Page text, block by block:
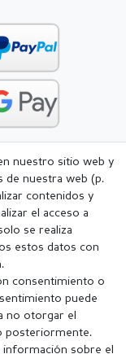
nuestro sitio web y
de nuestra web (p.
contenidos y
el acceso a
se realiza
estos datos con
consentimiento o
puede
no otorgar el
posteriormente.
información sobre el